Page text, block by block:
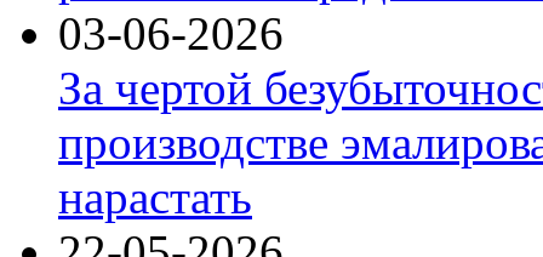
03-06-2026
За чертой
производстве
нарастать